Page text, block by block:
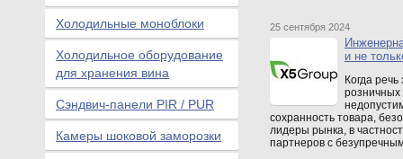
25 сентября 2024
и не
Когда
розничных
сохранность товара,
лидеры рынка, в
партнеров с
Холодильные моноблоки
Холодильное оборудование
для хранения вина
Сэндвич-панели PIR / PUR
Камеры шоковой заморозки